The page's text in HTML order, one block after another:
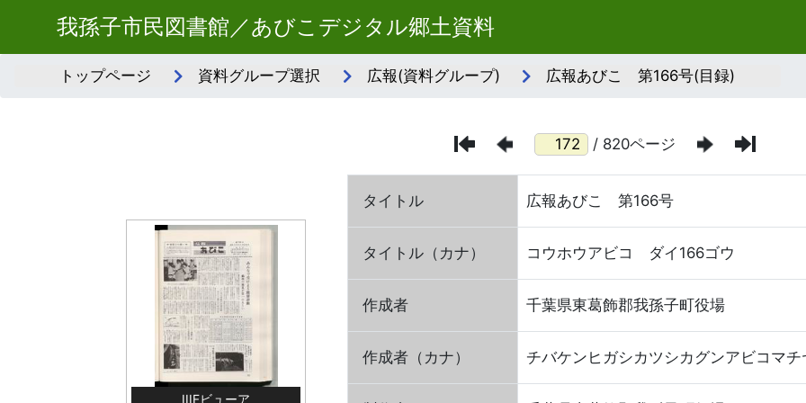
我孫子市民図書館／あびこデジタル郷土資料
トップページ 資料グループ選択 広報(資料グループ) 広報あびこ 第166号(目録)
/ 820ページ
IIIFビューア
タイトル 広報あびこ 第166号
タイトル（カナ） コウホウアビコ ダイ166ゴウ
作成者 千葉県東葛飾郡我孫子町役場
作成者（カナ） チバケンヒガシカツシカグンアビコマチ